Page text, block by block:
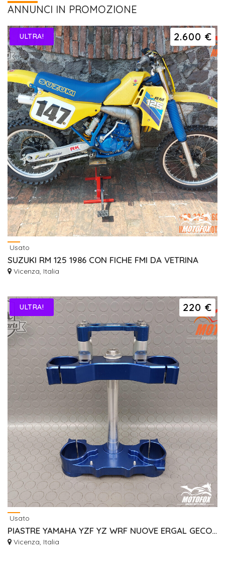
ANNUNCI IN PROMOZIONE
2.600 €
ULTRA!
Usato
SUZUKI RM 125 1986 CON FICHE FMI DA VETRINA
Vicenza, Italia
220 €
ULTRA!
Usato
PIASTRE YAMAHA YZF YZ WRF NUOVE ERGAL GECO RISER
Vicenza, Italia